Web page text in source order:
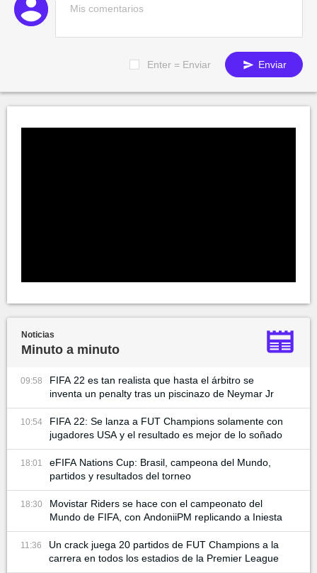
Enter = Enviar Enviar
Noticias
Minuto a minuto
09:58
FIFA 22 es tan realista que hasta el árbitro se
inventa un penalty tras un piscinazo de Neymar Jr
10:54
FIFA 22: Se lanza a FUT Champions solamente con
jugadores USA y el resultado es mejor de lo soñado
18:01
eFIFA Nations Cup: Brasil, campeona del Mundo,
partidos y resultados del torneo
18:30
Movistar Riders se hace con el campeonato del
Mundo de FIFA, con AndoniiPM replicando a Iniesta
11:36
Un crack juega 20 partidos de FUT Champions a la
carrera en todos los estadios de la Premier League